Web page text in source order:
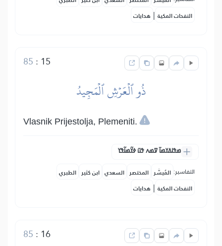
النفحات المكية | هدايات
15
:
85
ذُو ٱلۡعَرۡشِ ٱلۡمَجِيدُ
Vlasnik Prijestolja, Plemeniti.
ߘߟߊߡߌߘߊ߫ ߜߘߍ ߟߎ߫ ߦߌ߬ߘߊ߬ߟߌ
التفاسير: المُيسَّر المختصر السعدي ابن كثير الطبري
النفحات المكية | هدايات
16
:
85